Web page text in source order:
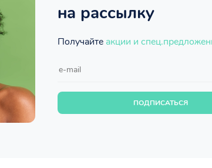
на рассылку
Получайте акции и
ПОДПИСАТЬСЯ